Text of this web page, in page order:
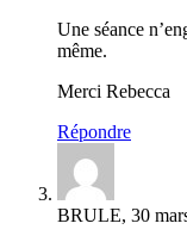
Une séance
même.
Merci Rebecca
Répondre
BRULE, 30